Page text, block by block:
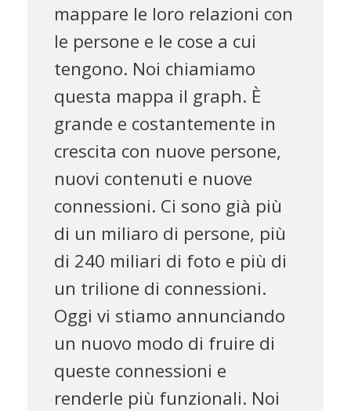
mappare le loro relazioni con
le persone e le cose a cui
tengono. Noi chiamiamo
questa mappa il graph. È
grande e costantemente in
crescita con nuove persone,
nuovi contenuti e nuove
connessioni. Ci sono già più
di un miliaro di persone, più
di 240 miliari di foto e più di
un trilione di connessioni.
Oggi vi stiamo annunciando
un nuovo modo di fruire di
queste connessioni e
renderle più funzionali. Noi